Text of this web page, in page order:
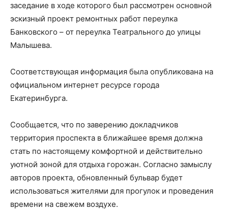
заседание в ходе которого был рассмотрен основной
эскизный проект ремонтных работ переулка
Банковского – от переулка Театрального до улицы
Малышева.
Соответствующая информация была опубликована на
официальном интернет ресурсе города
Екатеринбурга.
Сообщается, что по заверению докладчиков
территория проспекта в ближайшее время должна
стать по настоящему комфортной и действительно
уютной зоной для отдыха горожан. Согласно замыслу
авторов проекта, обновленный бульвар будет
использоваться жителями для прогулок и проведения
времени на свежем воздухе.